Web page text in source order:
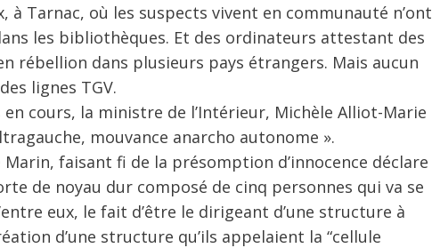
Tarnac, où les suspects vivent en communauté n’ont
les bibliothèques. Et des ordinateurs attestant des
rébellion dans plusieurs pays étrangers. Mais aucun
lignes TGV.
cours, la ministre de l’Intérieur, Michèle Alliot-Marie
mouvance anarcho autonome ».
faisant fi de la présomption d’innocence déclare
de noyau dur composé de cinq personnes qui va se
eux, le fait d’être le dirigeant d’une structure à
d’une structure qu’ils appelaient la “cellule